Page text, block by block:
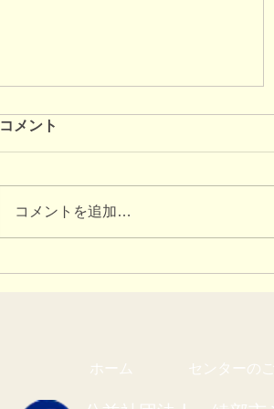
コメント
コメントを追加…
ホーム センターの